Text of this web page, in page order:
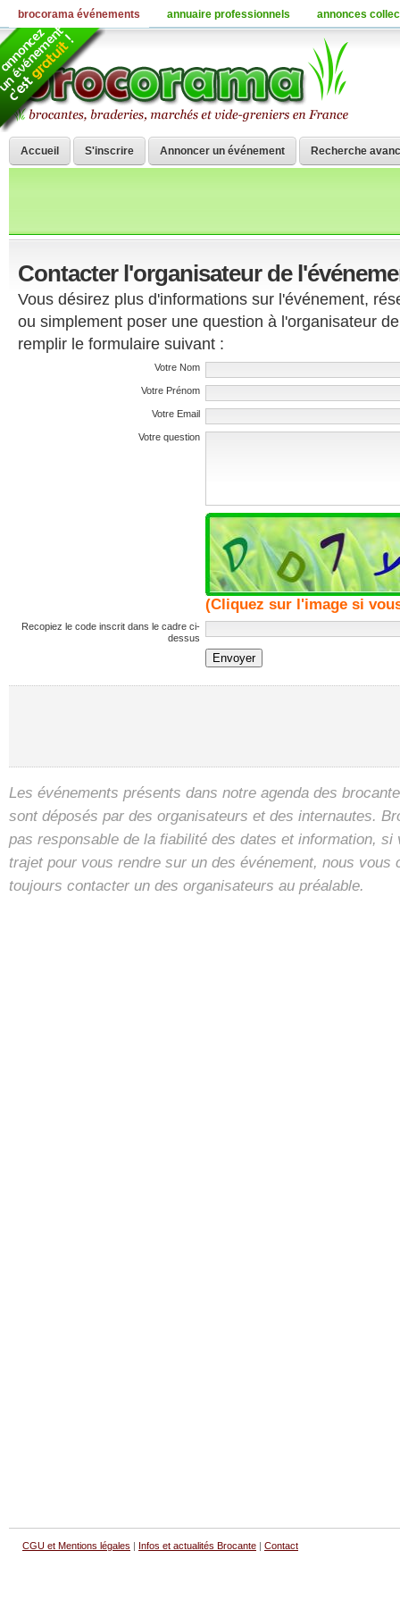
Accueil S'inscrire Annoncer un événement Recherche
Contacter l'organisateur de
Vous désirez plus d'informations sur l'événement,
ou simplement poser une question à l'organisateur
remplir le formulaire suivant :
Votre Nom
Votre Prénom
Votre Email
Votre question
(Cliquez sur l'image si
Recopiez le code inscrit dans le cadre ci-
dessus
Envoyer
Les événements présents dans notre agenda des
sont déposés par des organisateurs et des internautes.
pas responsable de la fiabilité des dates et information, si
trajet pour vous rendre sur un des événement, nous vous
toujours contacter un des organisateurs au préalable.
CGU et Mentions légales | Infos et actualités Brocante | Contact
brocorama événements annuaire professionnels annonces